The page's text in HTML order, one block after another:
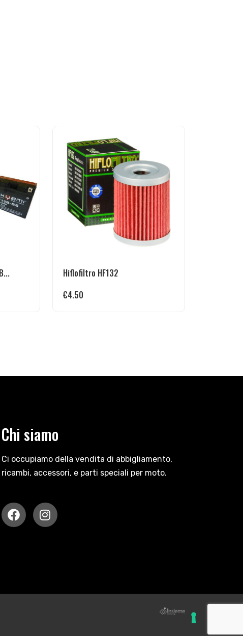
Hiflofiltro HF132
€4.50
Chi siamo
Ci occupiamo della vendita di abbigliamento,
ricambi, accessori, e parti speciali per moto.